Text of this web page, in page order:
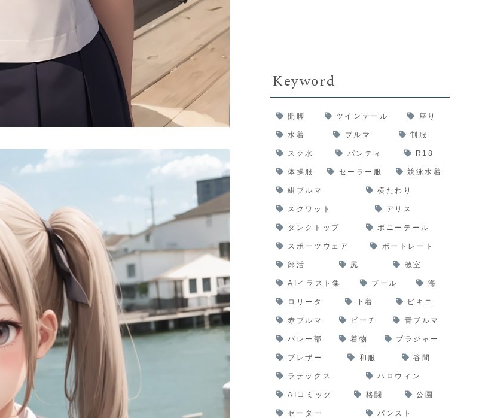
Keyword
開脚 ツインテール 座り
水着 ブルマ 制服
スク水 パンティ R18
体操服 セーラー服 競泳水着
紺ブルマ 横たわり
スクワット アリス
タンクトップ ポニーテール
スポーツウェア ポートレート
部活 尻 教室
AIイラスト集 プール 海
ロリータ 下着 ビキニ
赤ブルマ ビーチ 青ブルマ
バレー部 着物 ブラジャー
ブレザー 和服 谷間
ラテックス ハロウィン
AIコミック 格闘 公園
セーター パンスト